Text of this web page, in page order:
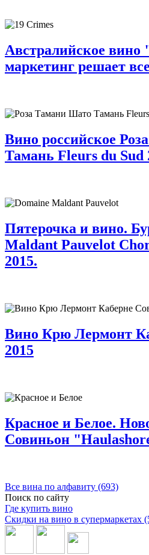
Австралийское
маркетинг решает
Вино российское
Тамань Fleurs du Sud
Пятерочка и вино.
Maldant Pauvelot
2015.
Вино Крю Лермонт
2015
Красное и Белое.
Совиньон
Все вина по алфавиту (693)
Поиск по сайту
Где купить вино
Скидки на вино в супермаркетах